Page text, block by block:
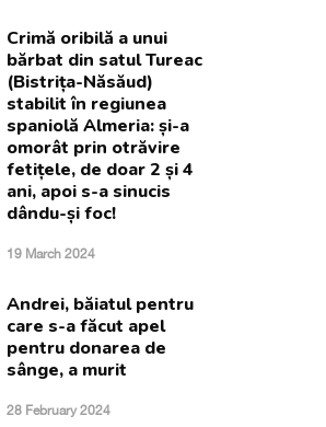
Crimă oribilă a unui
bărbat din satul Tureac
(Bistrița-Năsăud)
stabilit în regiunea
spaniolă Almeria: și-a
omorât prin otrăvire
fetițele, de doar 2 și 4
ani, apoi s-a sinucis
dându-și foc!
19 March 2024
Andrei, băiatul pentru
care s-a făcut apel
pentru donarea de
sânge, a murit
28 February 2024